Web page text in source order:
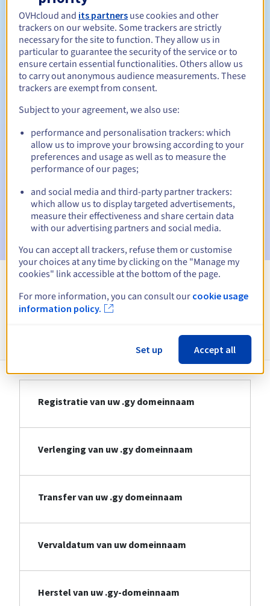
Verlengingsperiode Tussen 1 en 4 jaar
Inlosperiode 30 dagen
Waarschuwings-e-mails:60, 30, 15, 7 en 3 dagen vóór de
vervaldatum
E-mail op de vervaldatumom de schorsing van de
domeinnaam te melden
E-mail na de Redemption Grace Periodom de
verwijdering van de domeinnaam te melden
Bekijk alle extensies
Registratie van uw .gy domeinnaam
Verlenging van uw .gy domeinnaam
Transfer van uw .gy domeinnaam
Vervaldatum van uw domeinnaam
Herstel van uw .gy-domeinnaam
OVHcloud and its partners use cookies and other
trackers on our website. Some trackers are strictly
necessary for the site to function. They allow us in
particular to guarantee the security of the service or to
ensure certain essential functionalities. Others allow us
to carry out anonymous audience measurements. These
trackers are exempt from consent.
Subject to your agreement, we also use:
performance and personalisation trackers: which
allow us to improve your browsing according to your
preferences and usage as well as to measure the
performance of our pages;
and social media and third-party partner trackers:
which allow us to display targeted advertisements,
measure their effectiveness and share certain data
with our advertising partners and social media.
You can accept all trackers, refuse them or customise
your choices at any time by clicking on the "Manage my
cookies" link accessible at the bottom of the page.
For more information, you can consult our cookie usage
information policy.
Set up Accept all